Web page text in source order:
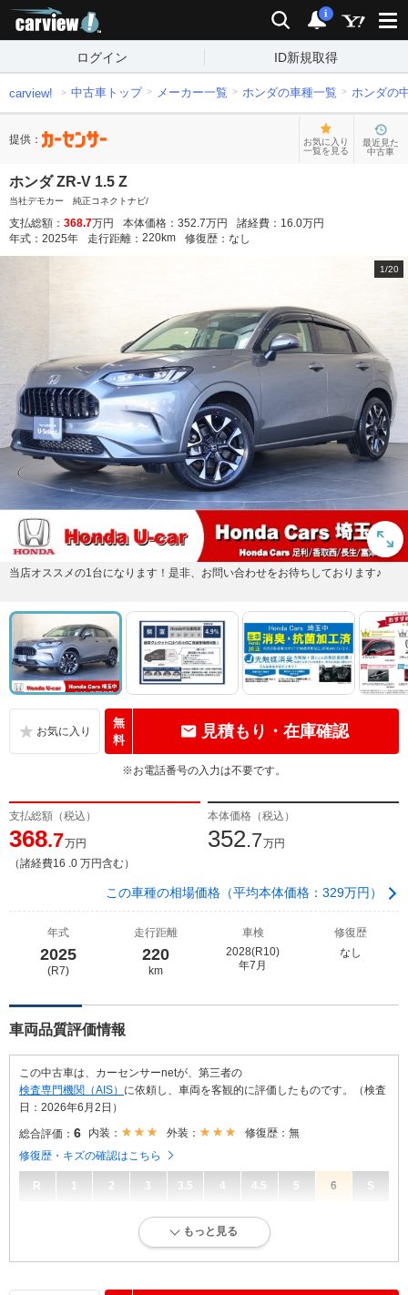
検索 通知
i
ログイン ID新規取得
carview! 中古車トップ メーカー一覧 ホンダの車種一覧 ホンダの
提供：
お気に入り
一覧を見る
最近見た
中古車
ホンダ ZR-V 1.5 Z
当社デモカー 純正コネクトナビ/
支払総額： 368.7万円 本体価格： 352.7万円 諸経費： 16.0万円
年式： 2025年 走行距離： 220km 修復歴： なし
1/20
当店オススメの1台になります！是非、お問い合わせをお待ちしております♪
無
料
見積もり・在庫確認
※お電話番号の入力は不要です。
支払総額（税込）
368.7万円
（諸経費16 .0 万円含む）
本体価格（税込）
352.7万円
この車種の相場価格（平均本体価格：329万円）
年式
2025
(R7)
走行距離
220
km
車検
2028(R10)
年7月
修復歴
なし
車両品質評価情報
この中古車は、カーセンサーnetが、第三者の
検査専門機関（AIS） に依頼し、車両を客観的に評価したものです。（検査
日：2026年6月2日）
総合評価： 6 内装： 外装：
修復歴：無
修復歴・キズの確認はこちら
R 1 2 3 3.5 4 4.5 5 6 S
新車登録後36ヶ月未満、走行距離3万km以下で、内外装にダメージがほ
もっと見る